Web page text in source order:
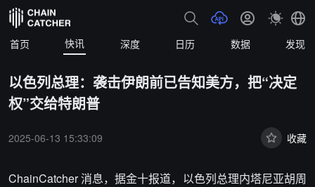
首页 快讯 深度 日历 数据 发现
以色列总理：袭击伊朗前已告知美方，把“决定
权”交给特朗普
2025-06-13 15:33:09 收藏
ChainCatcher 消息，据金十报道，以色列总理内塔尼亚胡周